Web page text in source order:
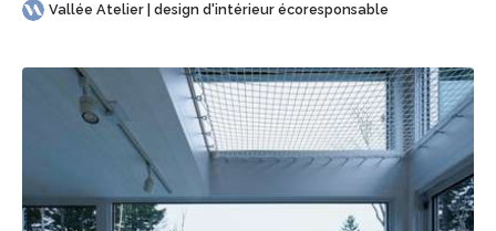
Vallée Atelier | design d'intérieur écoresponsable